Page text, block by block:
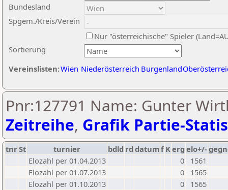
Sortierung
Bundesland
Spgem./Kreis/Verein
Nur "österreichische" Spieler
Vereinslisten:Wien Niederösterreich Burgenland
Pnr:127791 Name: Gunter
Zeitreihe, Grafik Partie-
tnrSt turnier bdld rd datumf Kerg elo+/-
Elozahl per 01.04.2013
0
1561
Elozahl per 01.07.2013
0
1565
Elozahl per 01.10.2013
0
1565